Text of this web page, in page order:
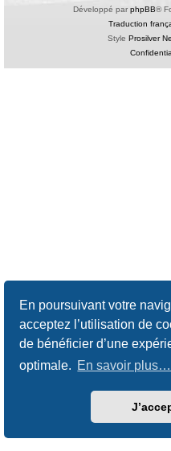
En poursuivant votre
acceptez l’utilisation de
de bénéficier d’une
optimale. En savoir plus…
Développé par phpBB®
Traduction
Style Prosilver